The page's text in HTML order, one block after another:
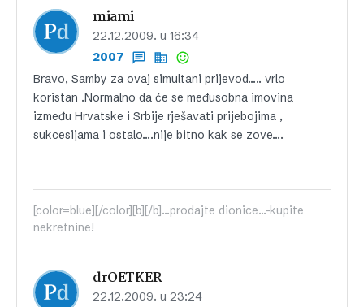
miami
22.12.2009. u 16:34
2007
Bravo, Samby za ovaj simultani prijevod….. vrlo
koristan .Normalno da će se međusobna imovina
između Hrvatske i Srbije rješavati prijebojima ,
sukcesijama i ostalo….nije bitno kak se zove….
[color=blue][/color][b][/b]...prodajte dionice...-kupite
nekretnine!
drOETKER
22.12.2009. u 23:24